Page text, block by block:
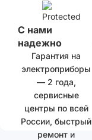
С нами
надежно
Гарантия на
электроприборы
— 2 года,
сервисные
центры по всей
России, быстрый
ремонт и